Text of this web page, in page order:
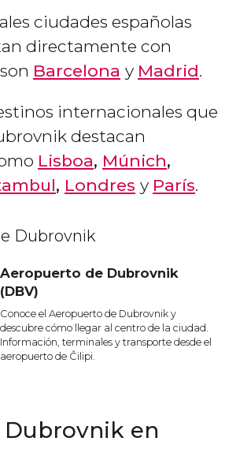
ciudades españolas
directamente con
Barcelona y Madrid.
internacionales que
destacan
Lisboa, Múnich,
, Londres y París.
Dubrovnik
Aeropuerto de Dubrovnik
(DBV)
Conoce el Aeropuerto de Dubrovnik y
descubre cómo llegar al centro de la ciudad.
Información, terminales y transporte desde el
aeropuerto de Čilipi.
Dubrovnik en